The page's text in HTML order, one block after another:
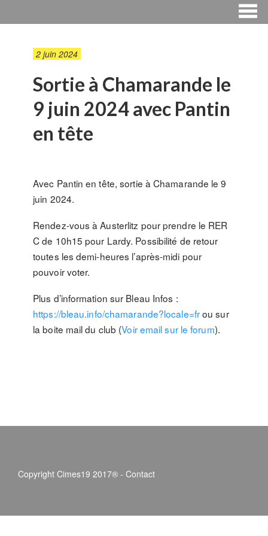
2 juin 2024
Sortie à Chamarande le
9 juin 2024 avec Pantin
en tête
Avec Pantin en tête, sortie à Chamarande le 9
juin 2024.
Rendez-vous à Austerlitz pour prendre le RER
C de 10h15 pour Lardy. Possibilité de retour
toutes les demi-heures l’après-midi pour
pouvoir voter.
Plus d’information sur Bleau Infos :
https://bleau.info/chamarande?locale=frou sur
la boite mail du club (Voir email sur le forum).
Copyright Cimes19 2017® - Contact